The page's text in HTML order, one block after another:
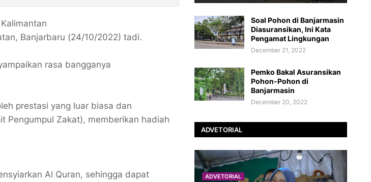
Banjarbaru (24/10/2022) tadi.
rasa bangganya
prestasi yang luar biasa dan
Pengumpul Zakat), memberikan hadiah
Al Quran, sehingga dapat
Soal Pohon di Banjarmasin
Diasuransikan, Ini Kata
Pengamat Lingkungan
December 21, 2022
Pemko Bakal Asuransikan
Pohon-Pohon di
Banjarmasin
December 20, 2022
ADVETORIAL
ADVETORIAL